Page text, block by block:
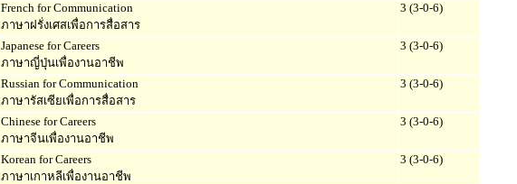
French for Communication
ภาษาฝรั่งเศสเพื่อการสื่อสาร
3 (3-0-6)
Japanese for Careers
ภาษาญี่ปุ่นเพื่องานอาชีพ
3 (3-0-6)
Russian for Communication
ภาษารัสเซียเพื่อการสื่อสาร
3 (3-0-6)
Chinese for Careers
ภาษาจีนเพื่องานอาชีพ
3 (3-0-6)
Korean for Careers
ภาษาเกาหลีเพื่องานอาชีพ
3 (3-0-6)